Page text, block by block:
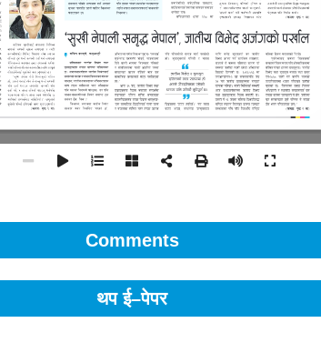
Comments
थप ई–पेपर